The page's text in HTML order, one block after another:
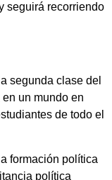
seguirá recorriendo
segunda clase del
un mundo en
de todo el
formación política
política